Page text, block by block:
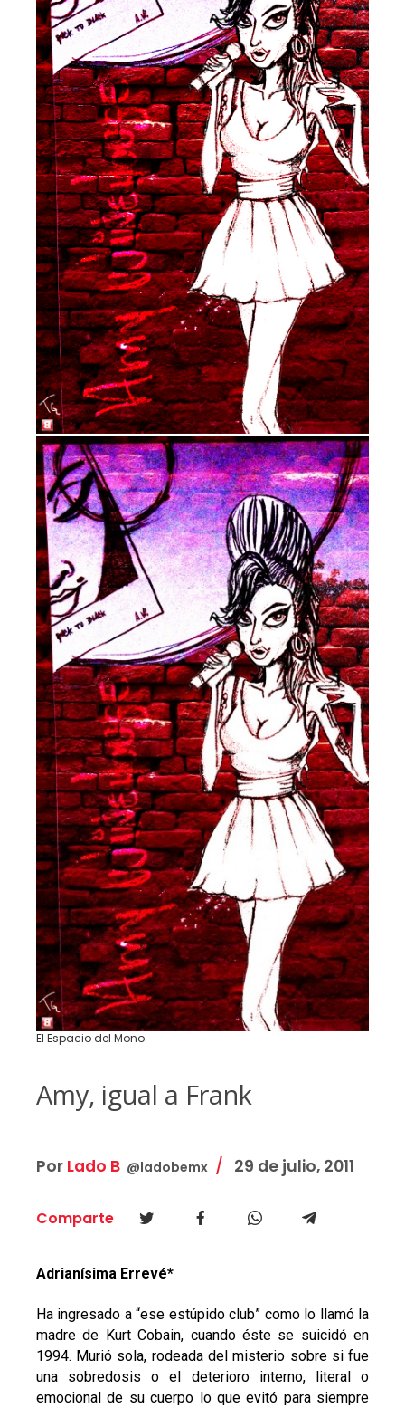
El Espacio del Mono.
Amy, igual a Frank
Por Lado B @ladobemx 29 de julio, 2011
Comparte
Adrianísima Errevé*
Ha ingresado a “ese estúpido club” como lo llamó la
madre de Kurt Cobain, cuando éste se suicidó en
1994. Murió sola, rodeada del misterio sobre si fue
una sobredosis o el deterioro interno, literal o
emocional de su cuerpo lo que evitó para siempre